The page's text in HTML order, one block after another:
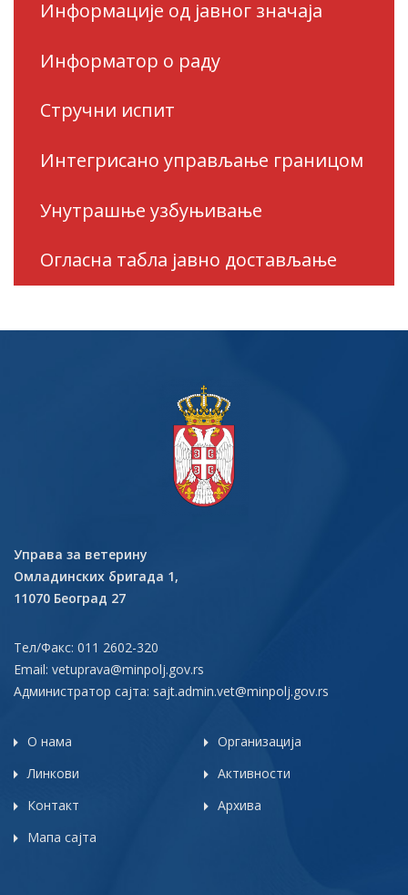
Информације од јавног значаја
Информатор о раду
Стручни испит
Интегрисано управљање границом
Унутрашње узбуњивање
Огласна табла јавно достављање
Управа за ветерину
Омладинских бригада 1,
11070 Београд 27
Тел/Факс: 011 2602-320
Email: vetuprava@minpolj.gov.rs
Администратор сајта: sajt.admin.vet@minpolj.gov.rs
О нама
Организација
Линкови
Активности
Контакт
Архива
Мапа сајта